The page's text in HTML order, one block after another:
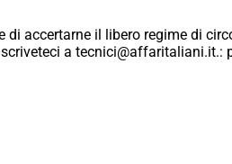
accertarne il libero regime di
a